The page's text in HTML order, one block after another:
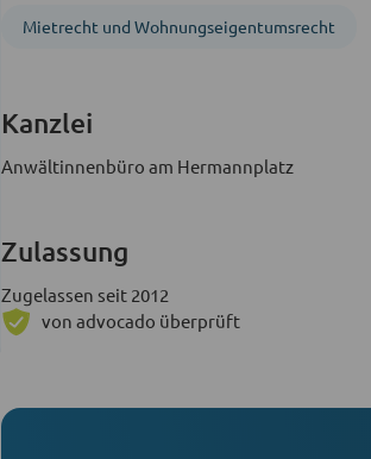
Mietrecht und Wohnungs­eigentumsrecht
Kanzlei
Anwältinnenbüro am Hermannplatz
Zulassung
Zugelassen seit 2012
von advocado überprüft